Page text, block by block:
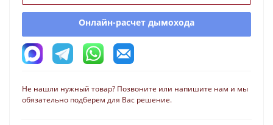
Онлайн-расчет дымохода
Не нашли нужный товар? Позвоните или напишите нам и мы
обязательно подберем для Вас решение.